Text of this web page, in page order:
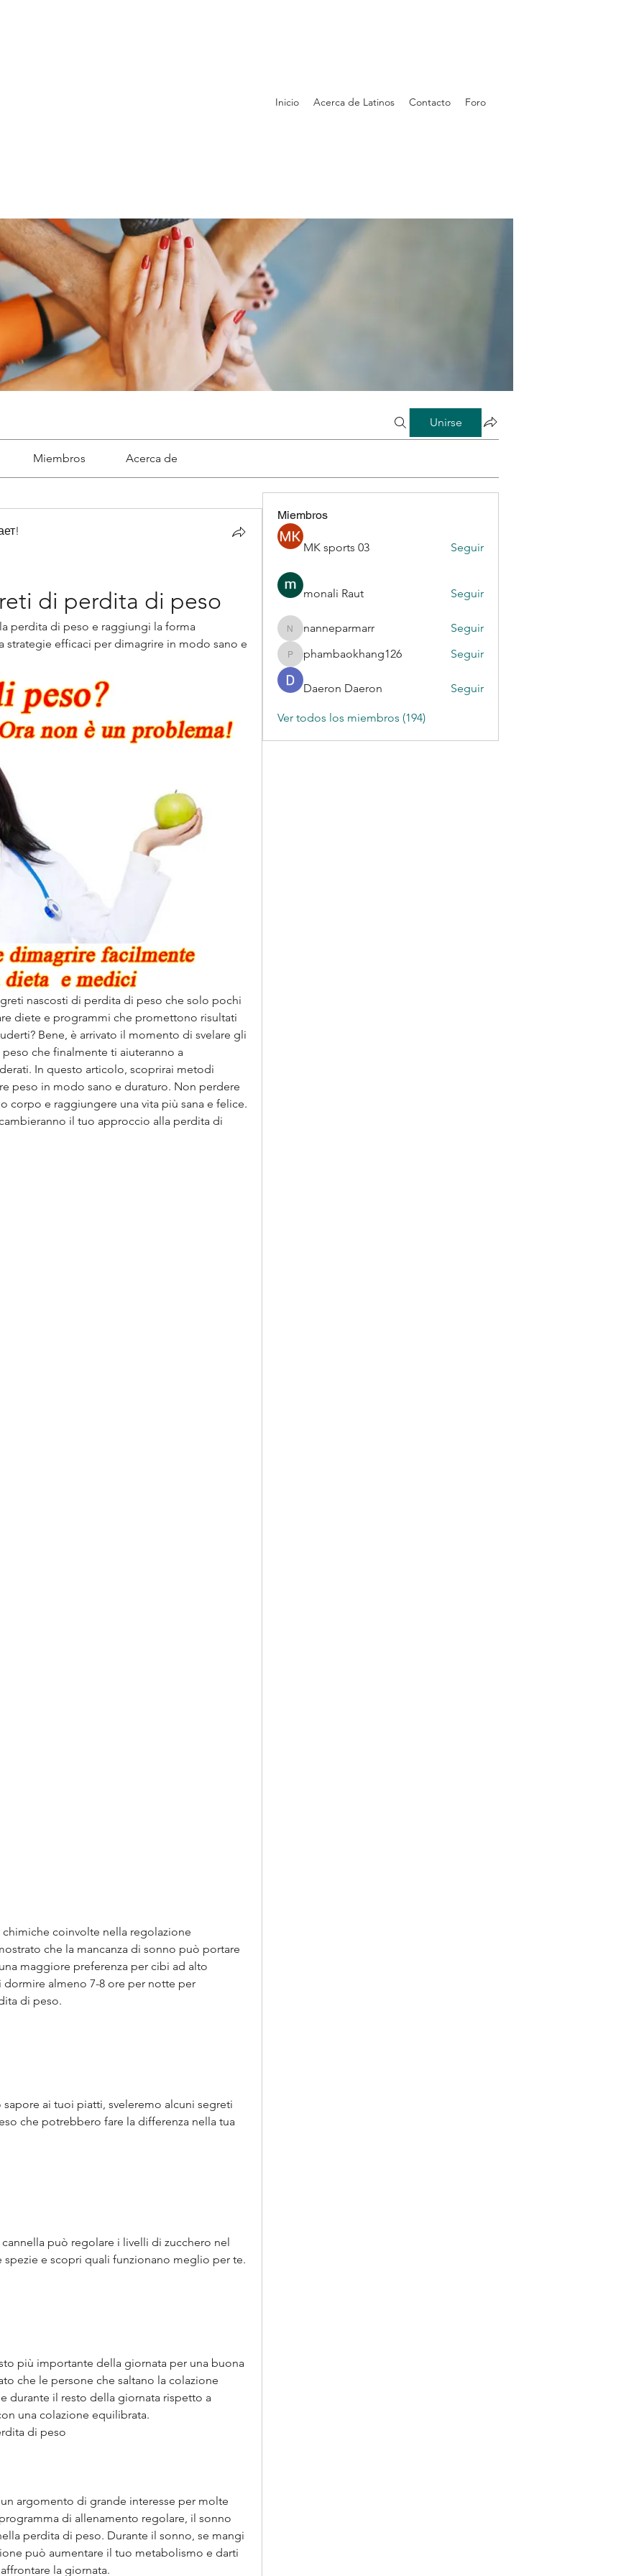
Inicio Acerca de Latinos Contacto Foro
Unirse
Miembros Acerca de
di perdita di peso
perdita di peso e raggiungi la forma
strategie efficaci per dimagrire in modo sano e
nascosti di perdita di peso che solo pochi
diete e programmi che promettono risultati
Bene, è arrivato il momento di svelare gli
che finalmente ti aiuteranno a
In questo articolo, scoprirai metodi
peso in modo sano e duraturo. Non perdere
corpo e raggiungere una vita più sana e felice.
il tuo approccio alla perdita di
che la mancanza di sonno può portare
maggiore preferenza per cibi ad alto
almeno 7-8 ore per notte per
di peso.
ai tuoi piatti, sveleremo alcuni segreti
che potrebbero fare la differenza nella tua
può regolare i livelli di zucchero nel
spezie e scopri quali funzionano meglio per te.
più importante della giornata per una buona
che le persone che saltano la colazione
durante il resto della giornata rispetto a
una colazione equilibrata.
di peso
argomento di grande interesse per molte
di allenamento regolare, il sonno
perdita di peso. Durante il sonno, se mangi
può aumentare il tuo metabolismo e darti
la giornata.
Miembros
MK sports 03 Seguir
monali Raut Seguir
nanneparmarr
nanneparmarr Seguir
phambaokhang126
phambaokhang126 Seguir
Daeron Daeron Seguir
Ver todos los miembros (194)